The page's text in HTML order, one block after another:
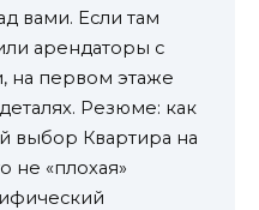
вами. Если там
арендаторы с
на первом этаже
Резюме: как
выбор Квартира на
не «плохая»